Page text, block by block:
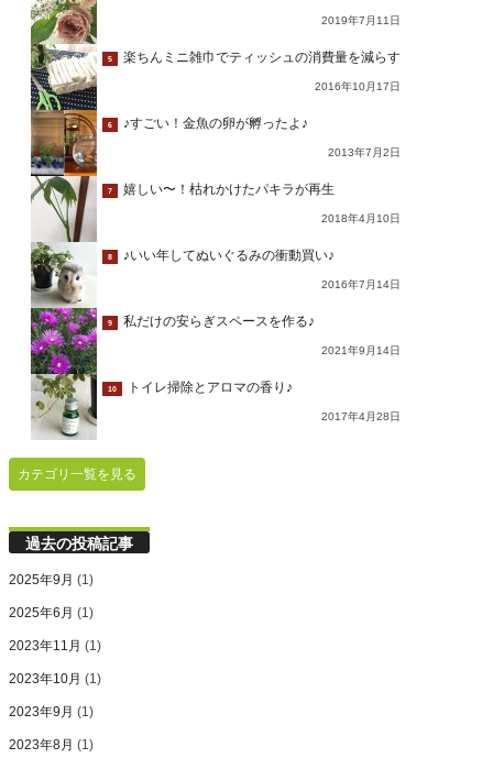
2019年7月11日
5 楽ちんミニ雑巾でティッシュの消費量を減らす
2016年10月17日
6 ♪すごい！金魚の卵が孵ったよ♪
2013年7月2日
7 嬉しい〜！枯れかけたパキラが再生
2018年4月10日
8 ♪いい年してぬいぐるみの衝動買い♪
2016年7月14日
9 私だけの安らぎスペースを作る♪
2021年9月14日
10 トイレ掃除とアロマの香り♪
2017年4月28日
カテゴリ一覧を見る
過去の投稿記事
2025年9月 (1)
2025年6月 (1)
2023年11月 (1)
2023年10月 (1)
2023年9月 (1)
2023年8月 (1)